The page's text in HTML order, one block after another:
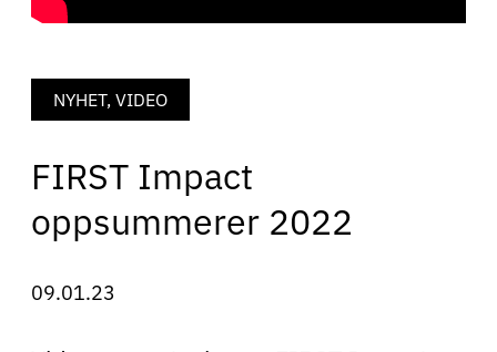
NYHET, VIDEO
FIRST Impact
oppsummerer 2022
09.01.23